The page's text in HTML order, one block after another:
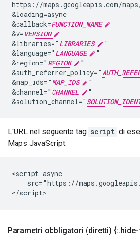
https://maps.googleapis.com/
&loading=async
&callback=FUNCTION_NAME
&v=VERSION
&libraries=" LIBRARIES
"
&language=" LANGUAGE
"
&region=" REGION
"
&auth_referrer_policy="
&map_ids=" MAP_IDS
"
&channel=" CHANNEL
"
&solution_channel="
L'URL nel seguente tag script di
Maps JavaScript:
<script async
src="https://
</script>
Parametri obbligatori (diretti) {:.